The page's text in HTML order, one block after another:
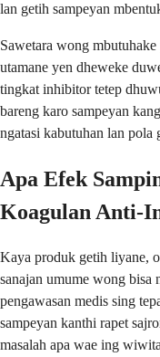
lan getih sampeyan
Sawetara wong
utamane yen dheweke
tingkat inhibitor tetep
bareng karo sampeyan
ngatasi kabutuhan lan pola
Apa Efek
Koagulan Anti-
Kaya produk getih liyane,
sanajan umume wong
pengawasan medis sing
sampeyan kanthi rapet
masalah apa wae ing